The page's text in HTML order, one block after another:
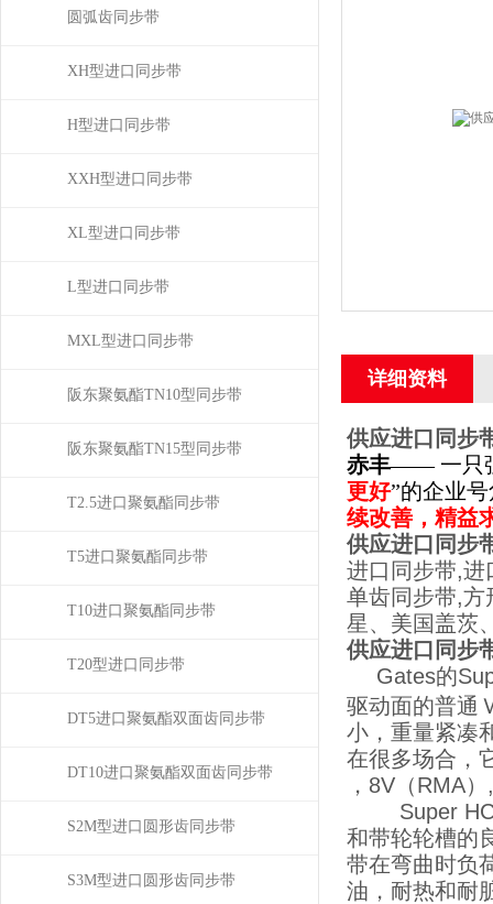
圆弧齿同步带
XH型进口同步带
H型进口同步带
XXH型进口同步带
XL型进口同步带
L型进口同步带
MXL型进口同步带
阪东聚氨酯TN10型同步带
阪东聚氨酯TN15型同步带
T2.5进口聚氨酯同步带
T5进口聚氨酯同步带
T10进口聚氨酯同步带
T20型进口同步带
DT5进口聚氨酯双面齿同步带
DT10进口聚氨酯双面齿同步带
S2M型进口圆形齿同步带
S3M型进口圆形齿同步带
详细资料
供应进口同步
赤丰—— 一只
更好”的企业
续改善，精益
供应进口同步
进口同步带,进
单齿同步带,方
星、美国盖茨
供应进口同步
Gates的
驱动面的普通
小，重量紧凑
在很多场合，
，8V（RMA
Super HC包
和带轮轮槽的
带在弯曲时负
油，耐热和耐